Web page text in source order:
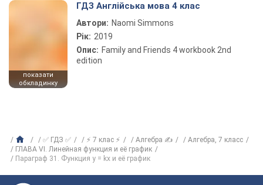
показати
обкладинку
ГДЗ Англійська мова 4 клас
Автори: Naomi Simmons
Рік: 2019
Опис: Family and Friends 4 workbook 2nd
edition
✅ ГДЗ ✅ ⚡ 7 клас ⚡ Алгебра ✍
Алгебра, 7 класс
ГЛАВА VI. Линейная функция и её график
Параграф 31. Функция y = kx и её график